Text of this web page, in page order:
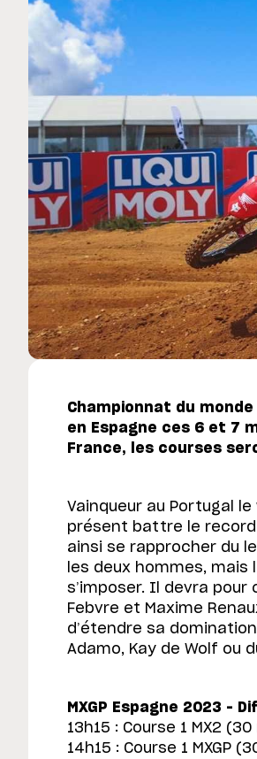
Championnat du
en Espagne ces 6 et 7
France, les courses
Vainqueur au Portugal
présent battre le
ainsi se rapprocher du
les deux hommes,
s’imposer. Il devra
Febvre et Maxime
d’étendre sa domination
Adamo, Kay de Wolf ou
MXGP Espagne 2023 –
13h15 : Course 1 MX2
14h15 : Course 1 MXGP